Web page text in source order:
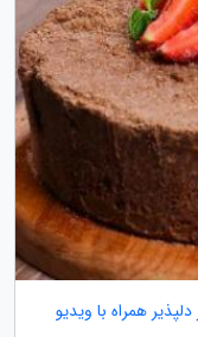
همراه با ویدیو